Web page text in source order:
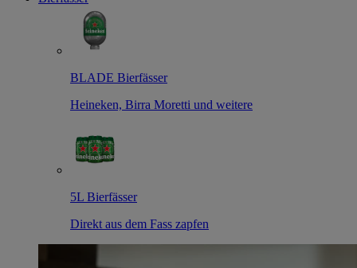
BLADE Bierfässer
Heineken, Birra Moretti und weitere
5L Bierfässer
Direkt aus dem Fass zapfen